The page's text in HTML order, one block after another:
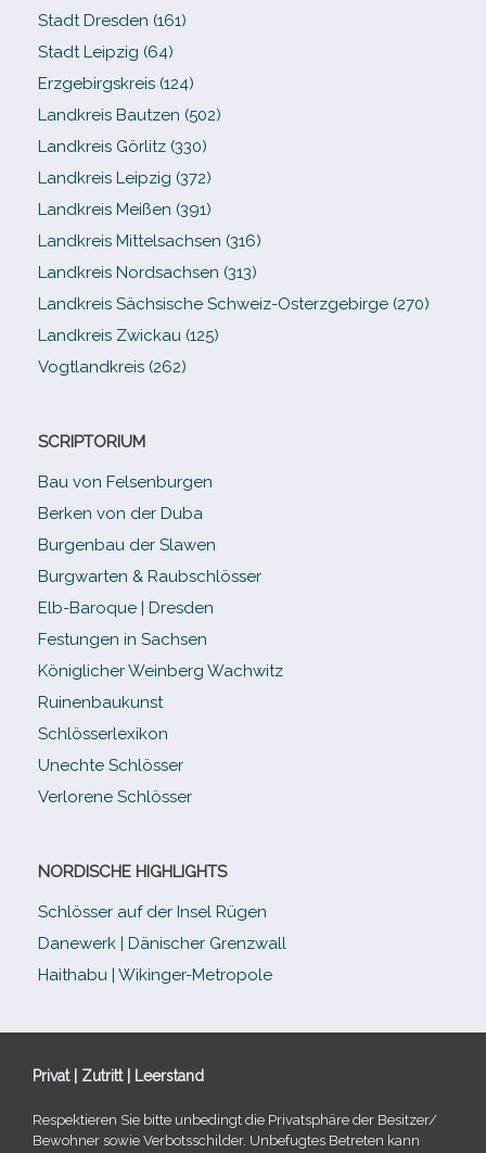
Stadt Dresden (161)
Stadt Leipzig (64)
Erzgebirgskreis (124)
Landkreis Bautzen (502)
Landkreis Görlitz (330)
Landkreis Leipzig (372)
Landkreis Meißen (391)
Landkreis Mittelsachsen (316)
Landkreis Nordsachsen (313)
Landkreis Sächsische Schweiz-​Osterzgebirge (270)
Landkreis Zwickau (125)
Vogtlandkreis (262)
SCRIPTORIUM
Bau von Felsenburgen
Berken von der Duba
Burgenbau der Slawen
Burgwarten & Raubschlösser
Elb-​Baroque | Dresden
Festungen in Sachsen
Königlicher Weinberg Wachwitz
Ruinenbaukunst
Schlösserlexikon
Unechte Schlösser
Verlorene Schlösser
NORDISCHE HIGHLIGHTS
Schlösser auf der Insel Rügen
Danewerk | Dänischer Grenzwall
Haithabu | Wikinger-Metropole
Privat | Zutritt | Leerstand
Respektieren Sie bitte unbe­dingt die Privatsphäre der Besitzer/​
Bewohner sowie Verbotsschilder. Unbefugtes Betreten kann